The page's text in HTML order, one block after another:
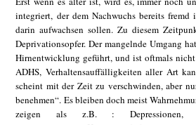
integriert, der dem Nachwuchs bereits
darin aufwachsen sollen. Zu diesem
Deprivationsopfer. Der mangelnde Umgang
Hirnentwicklung geführt, und ist oftmals
ADHS, Verhaltensauffälligkeiten aller Art
scheint mit der Zeit zu verschwinden, aber
benehmen“. Es bleiben doch meist
zeigen als z.B. : Depressionen,